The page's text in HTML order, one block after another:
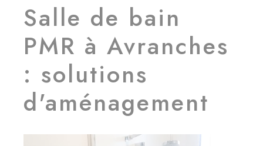
Salle de bain
PMR à Avranches
: solutions
d'aménagement